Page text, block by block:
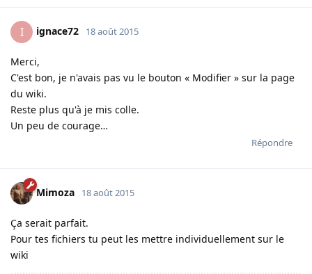
I ignace72 18 août 2015
Merci,
C'est bon, je n'avais pas vu le bouton « Modifier » sur la page
du wiki.
Reste plus qu'à je mis colle.
Un peu de courage…
Répondre
Mimoza 18 août 2015
Ça serait parfait.
Pour tes fichiers tu peut les mettre individuellement sur le
wiki